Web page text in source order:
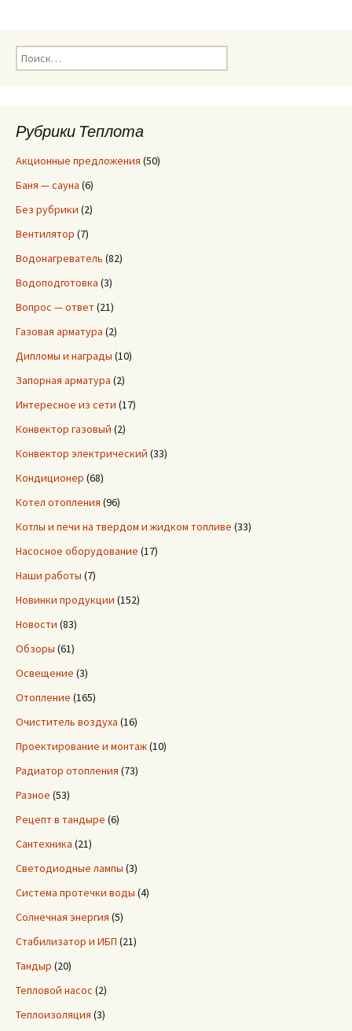
Н
а
:Рубрики Теплота
Акционные предложения (50)
Баня — сауна (6)
Без рубрики (2)
Вентилятор (7)
Водонагреватель (82)
Водоподготовка (3)
Вопрос — ответ(21)
Газовая арматура (2)
Дипломы и награды (10)
Запорная арматура (2)
Интересное из сети (17)
Конвектор газовый (2)
Конвектор электрический (33)
Кондиционер (68)
Котел отопления (96)
Котлы и печи на твердом и жидком топливе (33)
Насосное оборудование (17)
Наши работы (7)
Новинки продукции (152)
Новости (83)
Обзоры (61)
Освещение (3)
Отопление (165)
Очиститель воздуха (16)
Проектирование и монтаж(10)
Радиатор отопления (73)
Разное (53)
Рецепт в тандыре (6)
Сантехника (21)
Светодиодные лампы (3)
Система протечки воды (4)
Солнечная энергия (5)
Стабилизатор и ИБП (21)
Тандыр (20)
Тепловой насос (2)
Теплоизоляция (3)